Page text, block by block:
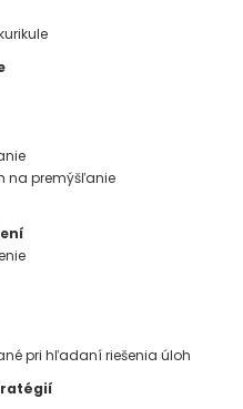
na premýšľanie
pri hľadaní riešenia úloh